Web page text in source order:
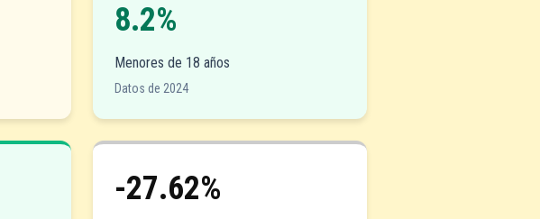
8.2%
Menores de 18 años
Datos de 2024
-27.62%